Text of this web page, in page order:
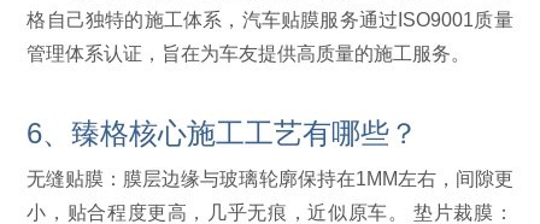
格自己独特的施工体系，汽车贴膜服务通过ISO9001质量
管理体系认证，旨在为车友提供高质量的施工服务。
6、臻格核心施工工艺有哪些？
无缝贴膜：膜层边缘与玻璃轮廓保持在1MM左右，间隙更
小，贴合程度更高，几乎无痕，近似原车。 垫片裁膜：